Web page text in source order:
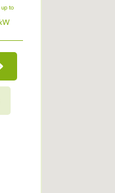
up to